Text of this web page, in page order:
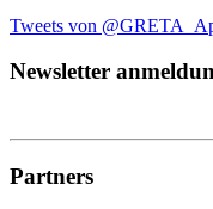
Tweets von
Newsletter
Partners